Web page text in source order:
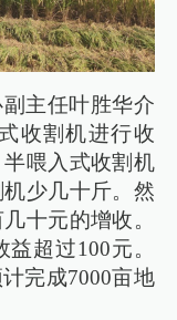
主任叶胜华介
收割机进行收
喂入式收割机
少几十斤。然
十元的增收。
超过100元。
完成7000亩地